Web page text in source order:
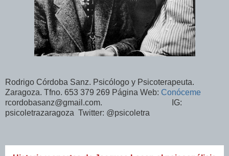
Rodrigo Córdoba Sanz. Psicólogo y Psicoterapeuta.
Zaragoza. Tfno. 653 379 269 Página Web: Conóceme
rcordobasanz@gmail.com. IG:
psicoletrazaragoza Twitter: @psicoletra